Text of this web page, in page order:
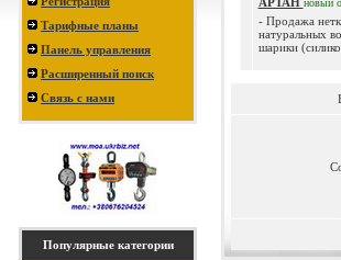
Тарифные планы
Панель управления
Расширенный поиск
Связь с нами
Популярные категории
новый
- Продажа
натуральных
шарики